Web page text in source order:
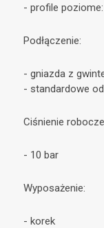
- profile
Podłączenie:
- gniazda z
- standardowe
Ciśnienie
- 10 bar
Wyposażenie:
- korek